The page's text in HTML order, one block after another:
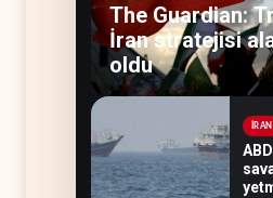
The Guardian:
İran stratejisi
oldu
İRAN